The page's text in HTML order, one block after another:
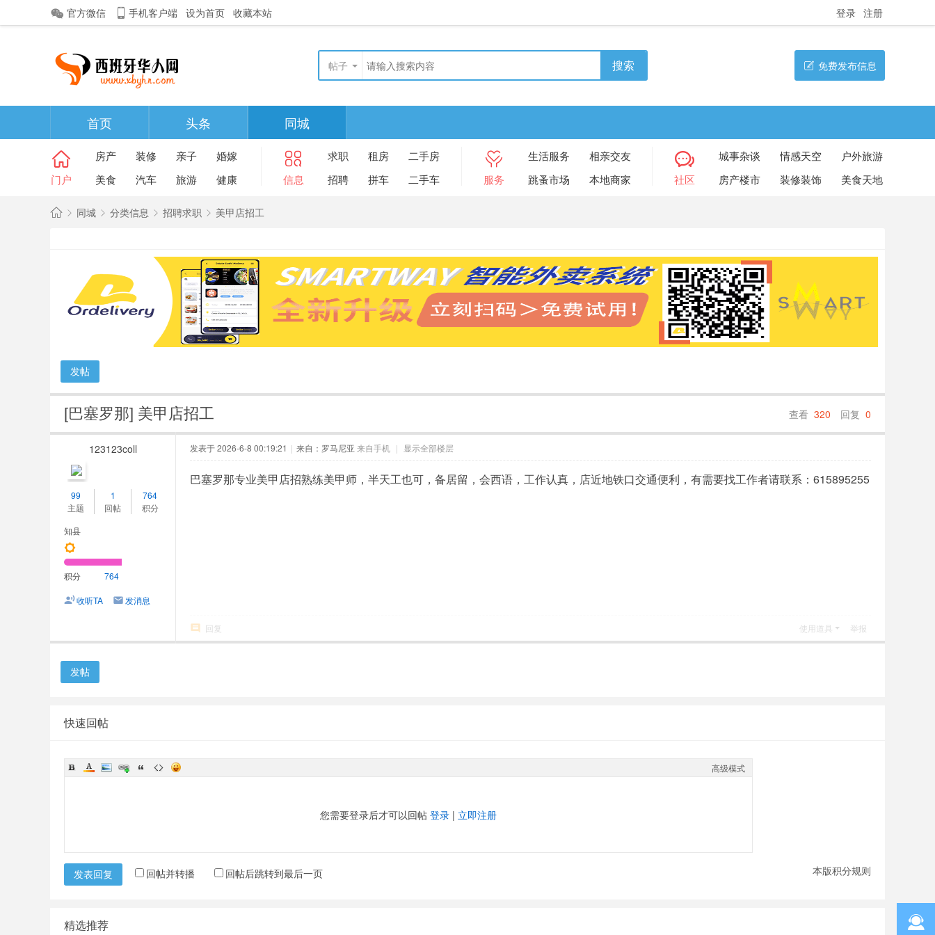
官方微信 手机客户端 设为首页 收藏本站 登录 注册
帖子 搜索 免费发布信息
首页 头条 同城
门户
房产 装修 亲子
婚嫁
美食
汽车 旅游 健康 信息
求职 租房
二手房
招聘
拼车 二手车 服务
生活服务
相亲交友
跳蚤市场
本地商家 社区
城事杂谈 情感天空
户外旅游
房产楼市
装修装饰 美食天地
同城
›
分类信息 招聘求职
›
美甲店招工
发帖
查看 320 回复 0
[巴塞罗那] 美甲店招工
123123coll
99
主题
1
回帖
764
积分
知县
积分 764
收听TA 发消息
发表于 2026-6-8 00:19:21 | 来自：罗马尼亚 来自手机 | 显示全部楼层
巴塞罗那专业美甲店招熟练美甲师，半天工也可，备居留，会西语，工作认真，店近地铁口交通便利，有需要找工作者请联系：615895255
回复 使用道具 举报
发帖
快速回帖
高级模式
您需要登录后才可以回帖 登录 | 立即注册
本版积分规则
发表回复 回帖并转播 回帖后跳转到最后一页
精选推荐